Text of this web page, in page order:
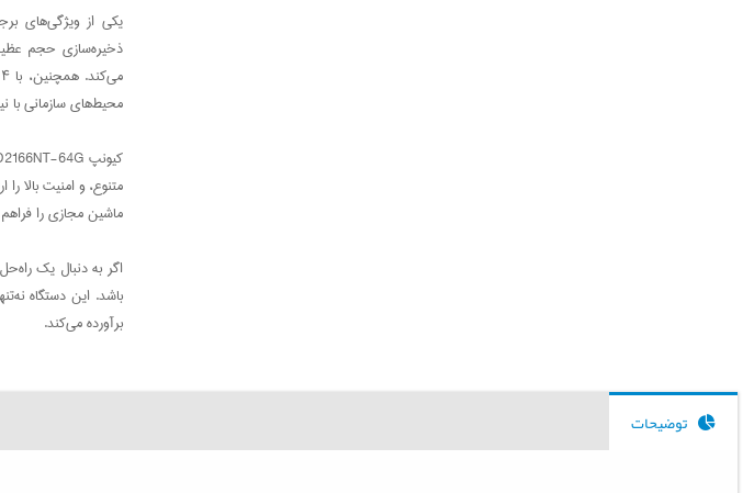
محیط‌های سازمانی با
ماشین مجازی را
باشد. این دستگاه
برآورده می‌کند.
توضیحات